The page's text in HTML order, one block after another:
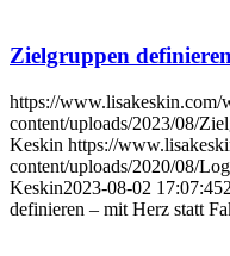
Zielgruppen
https://www.lisakeskin.com/
content/uploads/2023/08/
Keskin https://
content/uploads/2020/08/
Keskin2023-08-02 17:07:45
definieren – mit Herz statt